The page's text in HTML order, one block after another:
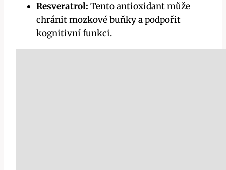
Resveratrol: Tento antioxidant může
chránit mozkové buňky a podpořit
kognitivní funkci.